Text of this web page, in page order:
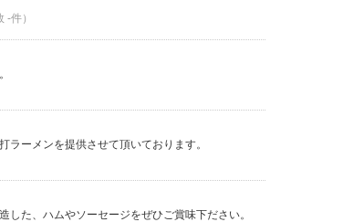
-件）
ラーメンを提供させて頂いております。
した、ハムやソーセージをぜひご賞味下ださい。